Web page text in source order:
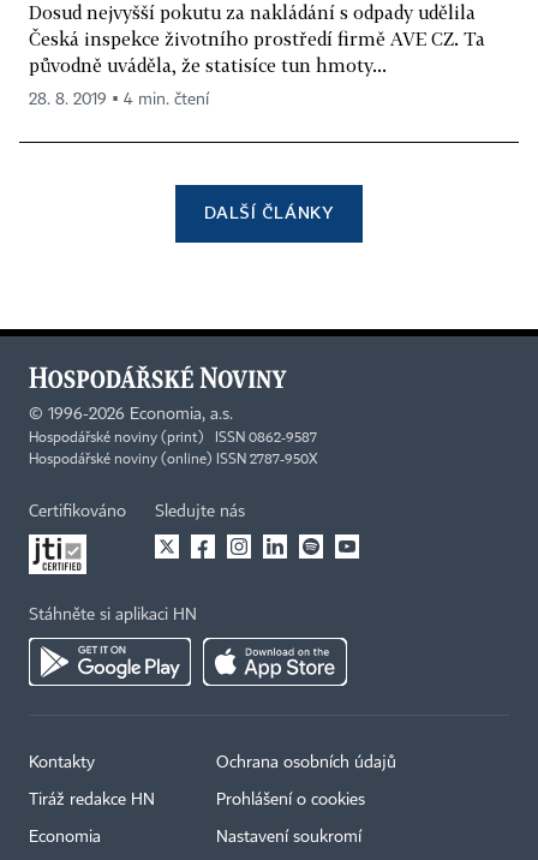
Dosud nejvyšší pokutu za nakládání s odpady udělila
Česká inspekce životního prostředí firmě AVE CZ. Ta
původně uváděla, že statisíce tun hmoty...
28. 8. 2019 ▪ 4 min. čtení
DALŠÍ ČLÁNKY
© 1996-2026 Economia, a.s.
Hospodářské noviny (print) ISSN 0862-9587
Hospodářské noviny (online) ISSN 2787-950X
Certifikováno Sledujte nás
Stáhněte si aplikaci HN
Kontakty
Tiráž redakce HN
Economia
Ochrana osobních údajů
Prohlášení o cookies
Nastavení soukromí